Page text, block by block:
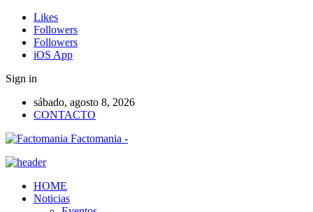
Likes
Followers
Followers
iOS App
Sign in
sábado, agosto 8, 2026
CONTACTO
Factomania -
HOME
Noticias